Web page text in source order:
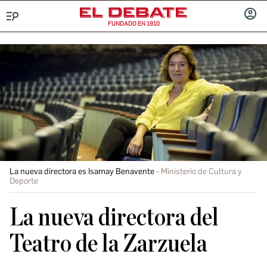
FUNDADO EN 1910
La nueva directora es Isamay Benavente
Ministerio de Cultura y
Deporte
La nueva directora del
Teatro de la Zarzuela